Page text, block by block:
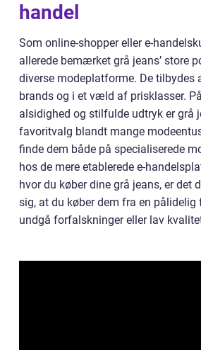
handel
Som online-shopper eller e-
allerede bemærket grå jeans’ store
diverse modeplatforme. De tilbydes
brands og i et væld af prisklasser.
alsidighed og stilfulde udtryk er grå
favoritvalg blandt mange
finde dem både på specialiserede
hos de mere etablerede e-
hvor du køber dine grå jeans, er det
sig, at du køber dem fra en
undgå forfalskninger eller lav